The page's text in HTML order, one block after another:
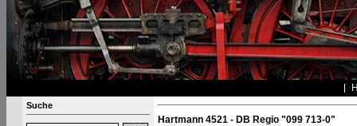
Suche
Hartmann 4521 - DB Regio "099 713-0"